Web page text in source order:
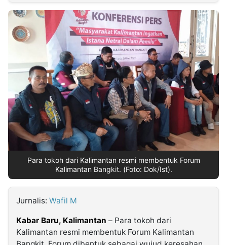
INDONESIA
Partner
Insight
Suara
Lens
Daily
Jalan
Rakyat
Idealita
Kita
Notice
Dinamikapost.com
Radar
Seedbacklink
Follow
Kabarbaru
Para tokoh dari Kalimantan resmi membentuk Forum
Kalimantan Bangkit. (Foto: Dok/Ist).
Jurnalis: Wafil M
Kabar Baru, Kalimantan – Para tokoh dari
Kalimantan resmi membentuk Forum Kalimantan